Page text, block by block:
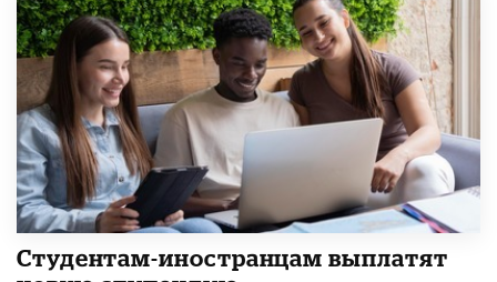
Студентам-иностранцам выплатят